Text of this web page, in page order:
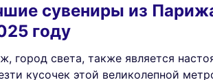
сувениры из
году
город света, также является
кусочек этой великолепной